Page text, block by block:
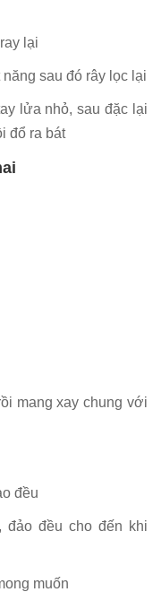
lại
sau đó rây lọc lại
lửa nhỏ, sau đặc lại
đổ ra bát
mang xay chung với
đều
đảo đều cho đến khi
muốn